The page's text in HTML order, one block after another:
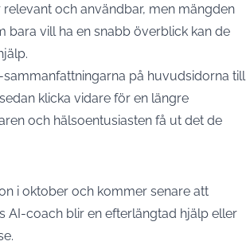
och användbar, men mängden
bara vill ha en snabb överblick kan de
på huvudsidorna till
klicka vidare för en längre
och hälsoentusiasten få ut det de
i oktober och kommer senare att
AI-coach blir en efterlängtad hjälp eller